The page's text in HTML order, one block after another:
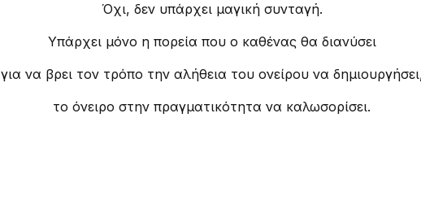
Όχι, δεν υπάρχει μαγική συνταγή.
Υπάρχει μόνο η πορεία που ο καθένας θα διανύσει
για να βρει τον τρόπο την αλήθεια του ονείρου να
το όνειρο στην πραγματικότητα να καλωσορίσει.